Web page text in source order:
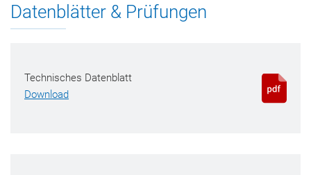
Datenblätter & Prüfungen
Technisches Datenblatt
Download